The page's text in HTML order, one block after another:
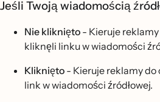
Jeśli Twoją wiadomością
Nie kliknięto - Kieruje
kliknęli linku w wiadomości
Kliknięto - Kieruje reklamy
link w wiadomości źródłowej.